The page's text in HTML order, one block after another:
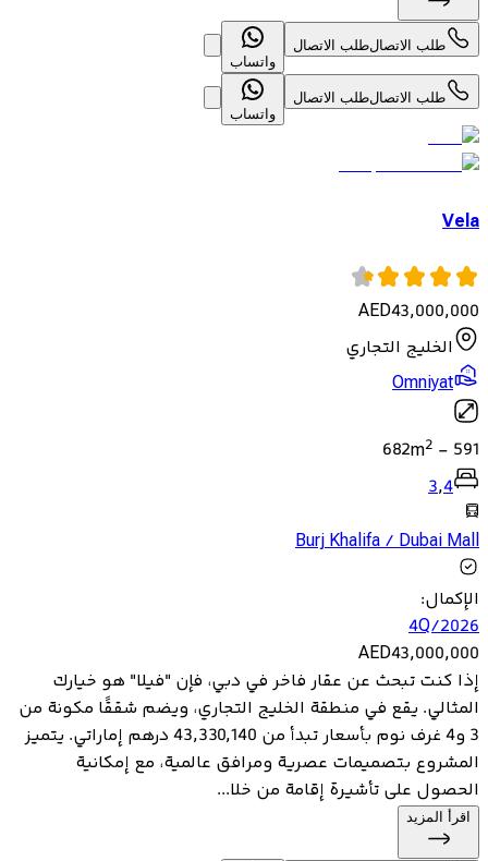
طلب الاتصالطلب الاتصال
واتساب
طلب الاتصالطلب الاتصال
واتساب
Vela
AED43,000,000
الخليج التجاري
Omniyat
591
-
682m2
3,4
Burj Khalifa / Dubai Mall
الإكمال:
4Q/2026
AED43,000,000
إذا كنت تبحث عن عقار فاخر في دبي، فإن "فيلا" هو خيارك
المثالي. يقع في منطقة الخليج التجاري، ويضم شققًا مكونة من
3 و4 غرف نوم بأسعار تبدأ من 43,330,140 درهم إماراتي. يتميز
المشروع بتصميمات عصرية ومرافق عالمية، مع إمكانية
الحصول على تأشيرة إقامة من خلا...
اقرأ المزيد